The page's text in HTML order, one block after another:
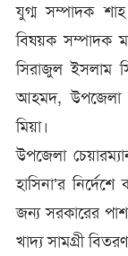
যুগ্ম সম্পাদক
বিষয়ক সম্পাদক
সিরাজুল ইসলাম
আহমদ, উপজেলা
মিয়া।
উপজেলা
হাসিনা’র
জন্য সরকারের
খাদ্য সামগ্রী